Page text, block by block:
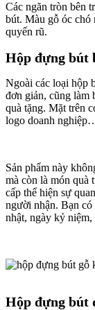
Các ngăn tròn bên
bút. Màu gỗ óc chó
quyến rũ.
Hộp đựng bút
Ngoài các loại hộp
đơn giản, cũng làm
quà tặng. Mặt trên
logo doanh
Sản phẩm này
mà còn là món quà
cấp thể hiện sự
người nhận. Bạn
nhật, ngày kỷ niệm,
Hộp đựng bút